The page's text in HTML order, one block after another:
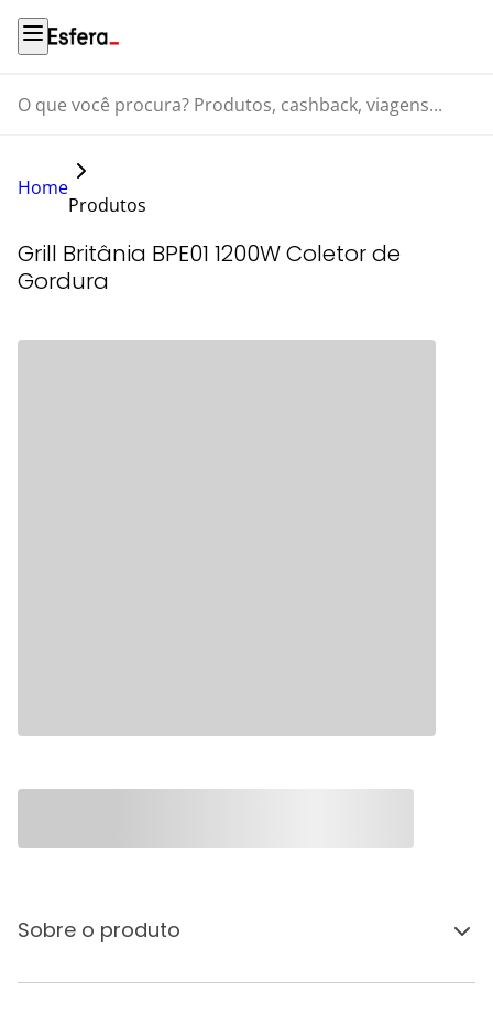
O que você procura? Produtos, cashback, viagens...
Home
Produtos
Grill Britânia BPE01 1200W Coletor de
Gordura
Sobre o produto